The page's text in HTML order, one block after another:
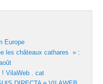
Europe
les châteaux cathares » :
! VilaWeb . cat